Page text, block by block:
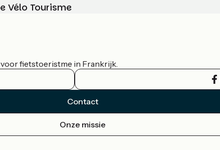
Vélo Tourisme
voor fietstoeristme in Frankrijk.
Contact
Onze missie